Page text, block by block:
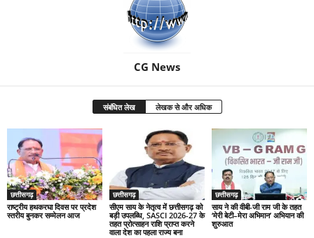
CG News
संबंधित लेख लेखक से और अधिक
छत्तीसगढ़
राष्ट्रीय हथकरघा दिवस पर प्रदेश
स्तरीय बुनकर सम्मेलन आज
छत्तीसगढ़
सीएम साय के नेतृत्व में छत्तीसगढ़ को
बड़ी उपलब्धि, SASCI 2026-27 के
तहत प्रोत्साहन राशि प्राप्त करने
वाला देश का पहला राज्य बना
छत्तीसगढ़
साय ने की वीबी-जी राम जी के तहत
‘मेरी बेटी–मेरा अभिमान’ अभियान की
शुरुआत